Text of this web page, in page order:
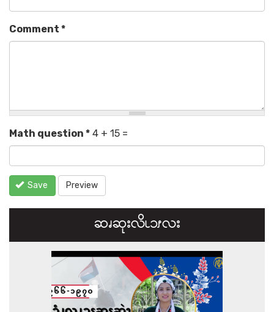
Comment *
Math question * 4 + 15 =
Save Preview
ဆၧဆုးလိၬ၁ၭလး